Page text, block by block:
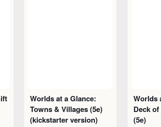
Worlds at a Glance:
Towns & Villages (5e)
(kickstarter version)
Worlds
Deck
(5e)